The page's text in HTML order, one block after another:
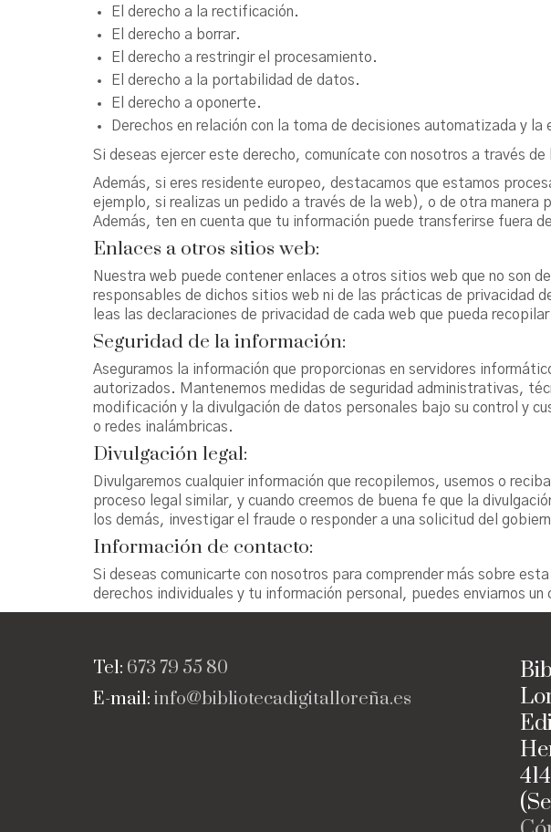
El derecho a la rectificación.
El derecho a borrar.
El derecho a restringir el procesamiento.
El derecho a la portabilidad de datos.
El derecho a oponerte.
Derechos en relación con la toma de decisiones automatizada y
Si deseas ejercer este derecho, comunícate con nosotros a través
Además, si eres residente europeo, destacamos que estamos
ejemplo, si realizas un pedido a través de la web), o de otra manera
Además, ten en cuenta que tu información puede transferirse fuera
Enlaces a otros sitios web:
Nuestra web puede contener enlaces a otros sitios web que no son
responsables de dichos sitios web ni de las prácticas de privacidad
leas las declaraciones de privacidad de cada web que pueda
Seguridad de la información:
Aseguramos la información que proporcionas en servidores
autorizados. Mantenemos medidas de seguridad administrativas,
modificación y la divulgación de datos personales bajo su control y
o redes inalámbricas.
Divulgación legal:
Divulgaremos cualquier información que recopilemos, usemos o
proceso legal similar, y cuando creemos de buena fe que la
los demás, investigar el fraude o responder a una solicitud del
Información de contacto:
Si deseas comunicarte con nosotros para comprender más sobre
derechos individuales y tu información personal, puedes enviarnos
Tel: 673 79 55 80
E-mail: info@bibliotecadigitalloreña.es